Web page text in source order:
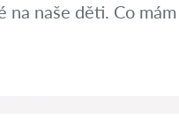
naše děti. Co